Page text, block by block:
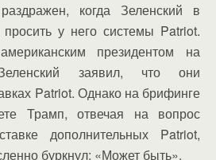
когда Зеленский в
у него системы Patriot.
президентом на
заявил, что они
Patriot. Однако на брифинге
Трамп, отвечая на вопрос
дополнительных Patriot,
буркнул: «Может быть».